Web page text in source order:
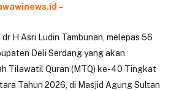
–
H Asri Ludin Tambunan, melepas 56
Deli Serdang yang akan
Tilawatil Quran (MTQ) ke-40 Tingkat
Tahun 2026, di Masjid Agung Sultan